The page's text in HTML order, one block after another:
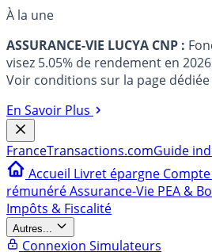
À la une
ASSURANCE-VIE LUCYA CNP :
visez 5.05% de rendement en
Voir conditions sur la page
En Savoir Plus
FranceTransactions.comGuide
Accueil Livret épargne
rémunéréAssurance-Vie PEA &
Impôts & Fiscalité
Autres...
Connexion Simulateurs